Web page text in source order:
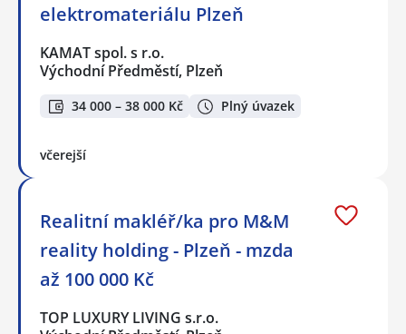
elektromateriálu Plzeň
KAMAT spol. s r.o.
Východní Předměstí, Plzeň
34 000 – 38 000 Kč Plný úvazek
včerejší
Realitní makléř/ka pro M&M
reality holding - Plzeň - mzda
až 100 000 Kč
TOP LUXURY LIVING s.r.o.